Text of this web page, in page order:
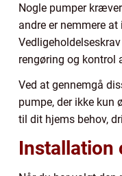
Nogle pumper
andre er nemmere at
rengøring og kontrol
Ved at gennemgå
pumpe, der ikke kun
til dit hjems behov,
Installation